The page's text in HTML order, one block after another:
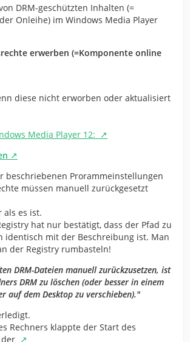
DRM-geschützten Inhalten (=
Onleihe) im Windows Media Player
erwerben (=Komponente online
diese nicht erworben oder aktualisiert
Media Player 12:
beschriebenen Prorammeinstellungen
müssen manuell zurückgesetzt
als es ist.
hat nur bestätigt, dass der Pfad zu
identisch mit der Beschreibung ist. Man
der Registry rumbasteln!
DRM-Dateien manuell zurückzusetzen, ist
DRM zu löschen (oder besser in einem
auf dem Desktop zu verschieben)."
Rechners klappte der Start des